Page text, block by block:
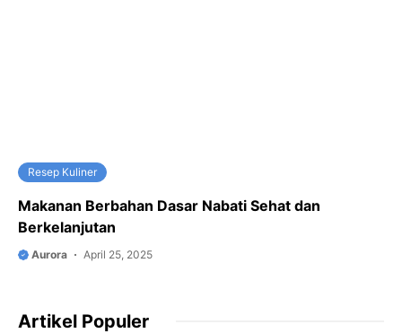
Resep Kuliner
Makanan Berbahan Dasar Nabati Sehat dan
Berkelanjutan
Aurora April 25, 2025
Artikel Populer